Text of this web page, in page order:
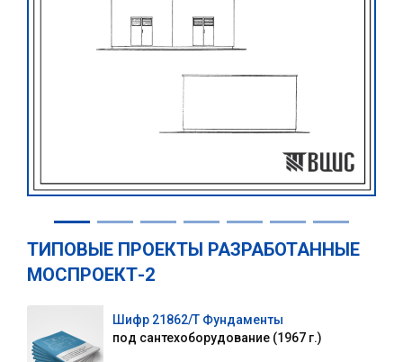
ТИПОВЫЕ ПРОЕКТЫ РАЗРАБОТАННЫЕ
МОСПРОЕКТ-2
Шифр 21862/Т Фундаменты
под сантехоборудование (1967 г.)